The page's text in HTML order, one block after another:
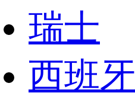
瑞士
西班牙